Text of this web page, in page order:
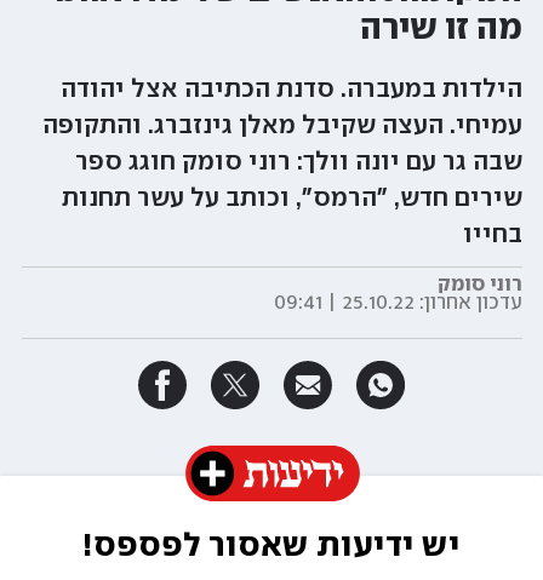
מה זו שירה
הילדות במעברה. סדנת הכתיבה אצל יהודה
עמיחי. העצה שקיבל מאלן גינזברג. והתקופה
שבה גר עם יונה וולך: רוני סומק חוגג ספר
שירים חדש, "הרמס", וכותב על עשר תחנות
בחייו
רוני סומק
עדכון אחרון: 25.10.22 | 09:41
יש ידיעות שאסור לפספס!